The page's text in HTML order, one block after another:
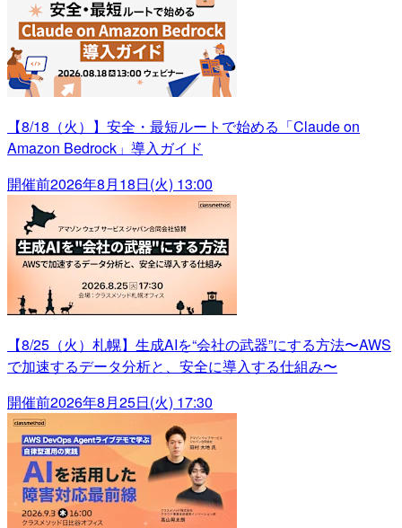
【8/18（火）】安全・最短ルートで始める「Claude on
Amazon Bedrock」導入ガイド
開催前2026年8月18日(火) 13:00
【8/25（火）札幌】生成AIを“会社の武器”にする方法〜AWS
で加速するデータ分析と、安全に導入する仕組み〜
開催前2026年8月25日(火) 17:30